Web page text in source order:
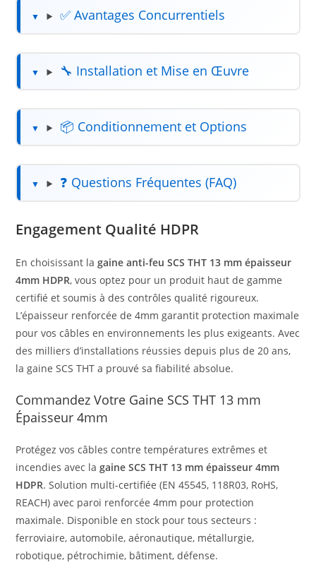
✅ Avantages Concurrentiels
🔧 Installation et Mise en Œuvre
📦 Conditionnement et Options
❓ Questions Fréquentes (FAQ)
Engagement Qualité HDPR
En choisissant lagaine anti-feu SCS THT 13 mm épaisseur
4mm HDPR, vous optez pour un produit haut de gamme
certifié et soumis à des contrôles qualité rigoureux.
L’épaisseur renforcée de 4mm garantit protection maximale
pour vos câbles en environnements les plus exigeants. Avec
des milliers d’installations réussies depuis plus de 20 ans,
la gaine SCS THT a prouvé sa fiabilité absolue.
Commandez Votre Gaine SCS THT 13 mm
Épaisseur 4mm
Protégez vos câbles contre températures extrêmes et
incendies avec lagaine SCS THT 13 mm épaisseur 4mm
HDPR. Solution multi-certifiée (EN 45545, 118R03, RoHS,
REACH) avec paroi renforcée 4mm pour protection
maximale. Disponible en stock pour tous secteurs :
ferroviaire, automobile, aéronautique, métallurgie,
robotique, pétrochimie, bâtiment, défense.